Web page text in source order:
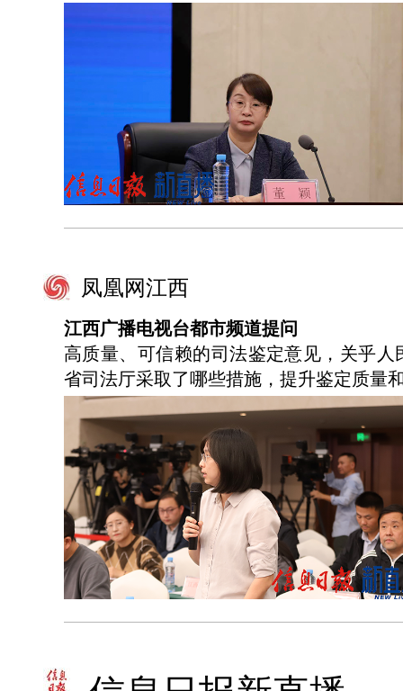
凤凰网江西
江西广播电视台都市频道提问
高质量、可信赖的司法鉴定意见，关乎
省司法厅采取了哪些措施，提升鉴定质量